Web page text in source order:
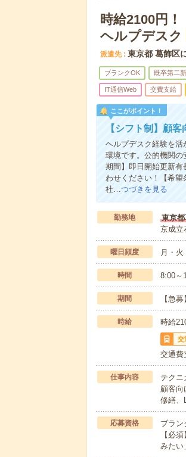
時給2100円
ヘルプデスク
派遣先 東京都 葛飾区
ブランクOK 既卒第二
IT通信Web 交費支給
ここがポイント！
【シフト制】顧
ヘルプデスク経験を活
環境です。公的機関
期間】即日開始更新
わせください！【希
社… つづきを見る
勤務地
東京
京成立
曜日頻度 月・
時間 8:00～
期間 【急
時給 時給
交
交通費
仕事内容
テクニ
顧客向
修繕、
応募資格
ブラン
【必
みたい